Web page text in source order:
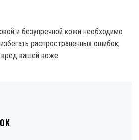
и безупречной кожи необходимо
распространенных ошибок,
вред вашей коже.